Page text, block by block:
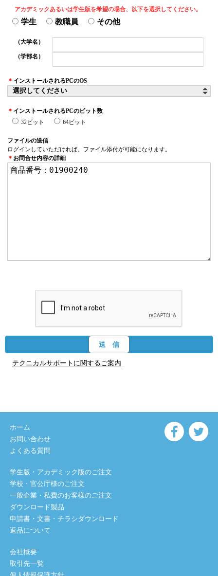
アカデミックあるいは学生版を希望の場合、以下を選択してください。
学生 教職員 その他
（大学名）
（学部名）
＊ インストールされるPCのOS
＊ インストールされるPCのビット数
32ビット
64ビット
ファイルの送信
ログインしていただければ、ファイル添付が可能になります。
＊ お問合せ内容の詳細
テクニカルサポートに関するご案内
ホーム
お問い合わせ
よくある質問
学生版・アカデミック版のご注文
学校・官公庁様のご注文
一般企業・私費のお客様のご注文
ダウンロード製品
申請書・文書・チラシダウンロード
返品について
会社概要
取引先一覧